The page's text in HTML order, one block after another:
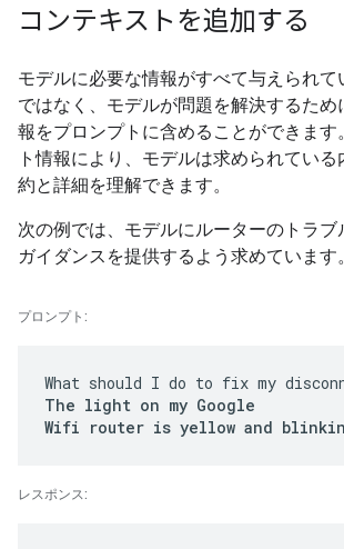
コンテキストを追加する
モデルに必要な情報がすべて与えられ
ではなく、モデルが問題を解決するた
報をプロンプトに含めることができます
ト情報により、モデルは求められてい
約と詳細を理解できます。
次の例では、モデルにルーターのトラ
ガイダンスを提供するよう求めています。
プロンプト:
What should I do to fix my
The light on my Google
Wifi router is yellow and
レスポンス: